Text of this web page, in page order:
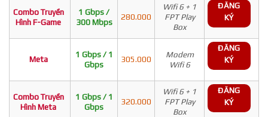
Combo Truyền
Hình F-Game
1 Gbps /
300 Mbps
280.000
Wifi 6 + 1
FPT Play
Box
ĐĂNG
KÝ
Meta
1 Gbps / 1
Gbps
305.000
Modem
Wifi 6
ĐĂNG
KÝ
Combo Truyền
Hình Meta
1 Gbps / 1
Gbps
320.000
Wifi 6 + 1
FPT Play
Box
ĐĂNG
KÝ